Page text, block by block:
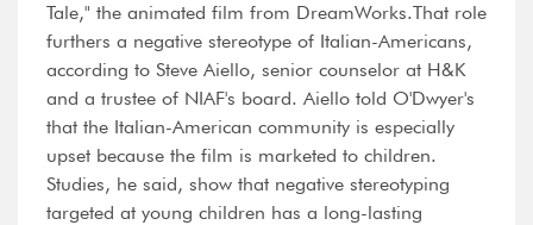
Tale," the animated film from DreamWorks.That role
furthers a negative stereotype of Italian-Americans,
according to Steve Aiello, senior counselor at H&K
and a trustee of NIAF's board. Aiello told O'Dwyer's
that the Italian-American community is especially
upset because the film is marketed to children.
Studies, he said, show that negative stereotyping
targeted at young children has a long-lasting